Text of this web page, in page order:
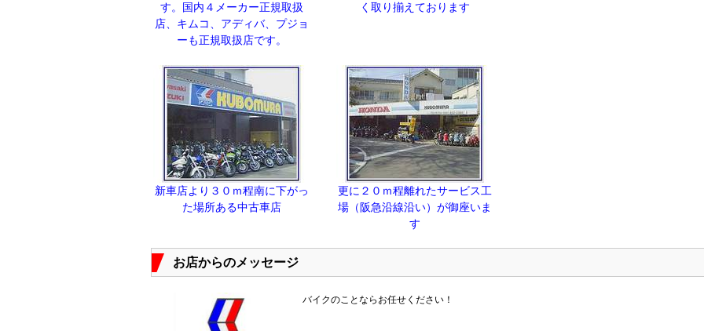
す。国内４メーカー正規取扱
店、キムコ、アディバ、プジョ
ーも正規取扱店です。
く取り揃えております
新車店より３０ｍ程南に下がっ
た場所ある中古車店
更に２０ｍ程離れたサービス工
場（阪急沿線沿い）が御座いま
す
お店からのメッセージ
バイクのことならお任せください！